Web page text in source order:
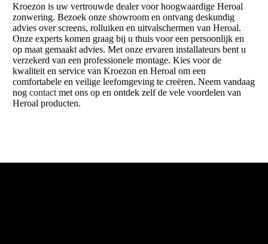
Kroezon is uw vertrouwde dealer voor hoogwaardige Heroal
zonwering. Bezoek onze showroom en ontvang deskundig
advies over screens, rolluiken en uitvalschermen van Heroal.
Onze experts komen graag bij u thuis voor een persoonlijk en
op maat gemaakt advies. Met onze ervaren installateurs bent u
verzekerd van een professionele montage. Kies voor de
kwaliteit en service van Kroezon en Heroal om een
comfortabele en veilige leefomgeving te creëren. Neem vandaag
nog contactmet ons op en ontdek zelf de vele voordelen van
Heroal producten.